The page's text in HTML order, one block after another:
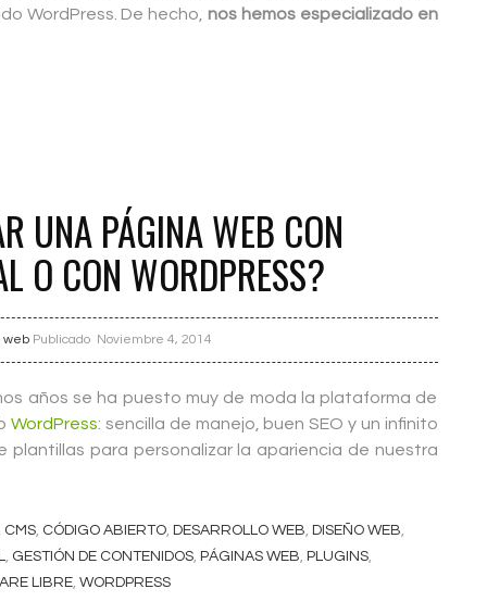
WordPress. De hecho, nos hemos especializado en
UNA PÁGINA WEB CON
O CON WORDPRESS?
web Publicado Noviembre 4, 2014
años se ha puesto muy de moda la plataforma de
WordPress: sencilla de manejo, buen SEO y un infinito
plantillas para personalizar la apariencia de nuestra
CMS, CÓDIGO ABIERTO, DESARROLLO WEB, DISEÑO WEB,
, GESTIÓN DE CONTENIDOS, PÁGINAS WEB, PLUGINS,
LIBRE, WORDPRESS